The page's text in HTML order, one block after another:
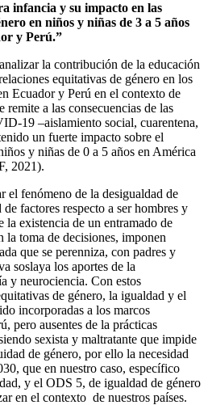
infancia y su impacto en las
en niños y niñas de 3 a 5 años
y Perú.”
la contribución de la educación
equitativas de género en los
Ecuador y Perú en el contexto de
remite a las consecuencias de las
19 –aislamiento social, cuarentena,
un fuerte impacto sobre el
y niñas de 0 a 5 años en América
2021).
el fenómeno de la desigualdad de
factores respecto a ser hombres y
la existencia de un entramado de
la toma de decisiones, imponen
que se perenniza, con padres y
soslaya los aportes de la
y neurociencia. Con estos
de género, la igualdad y el
incorporadas a los marcos
pero ausentes de la prácticas
sexista y maltratante que impide
de género, por ello la necesidad
que en nuestro caso, específico
y el ODS 5, de igualdad de género
en el contexto de nuestros países.